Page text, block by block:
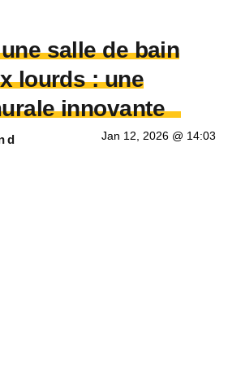
salle de bain
lourds : une
innovante
Jan 12, 2026 @ 14:03